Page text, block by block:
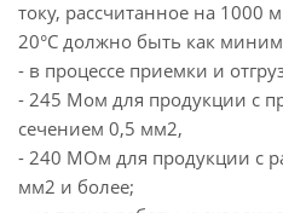
току, рассчитанное на 1000
20°С должно быть как
- в процессе приемки и
- 245 Мом для продукции с
сечением 0,5 мм2,
- 240 МОм для продукции с
мм2 и более;